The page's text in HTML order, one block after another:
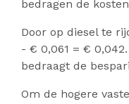
bedragen de
Door op diesel te
- € 0,061 = €
bedraagt de
Om de hogere